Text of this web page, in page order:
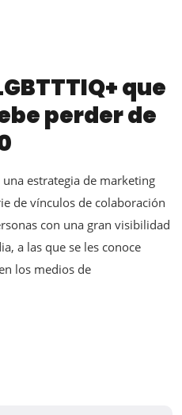
que
perder de
estrategia de marketing
de vínculos de colaboración
con una gran visibilidad
a las que se les conoce
los medios de